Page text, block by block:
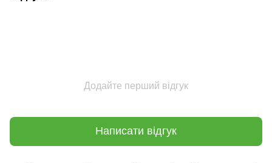
Додайте перший відгук
Написати відгук